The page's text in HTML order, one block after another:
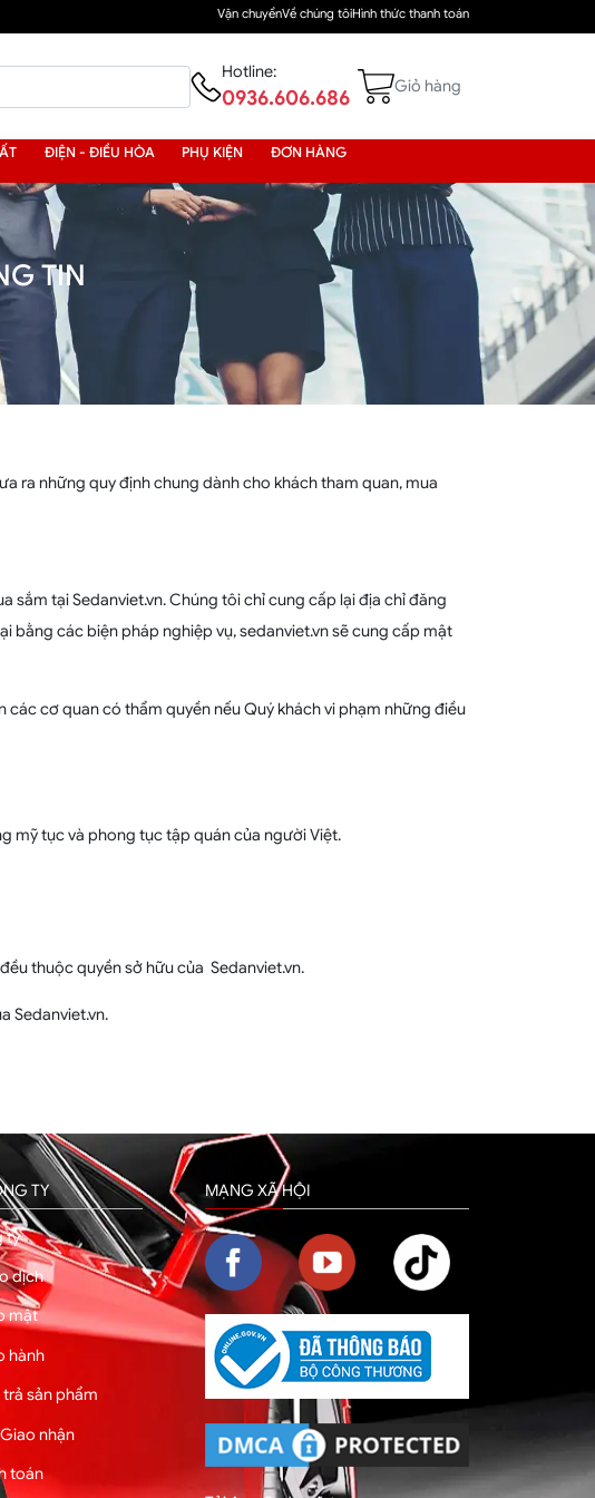
Vận chuyểnVề chúng tôiHình thức thanh toán
Hotline:
0936.606.686 Giỏ hàng
ĐIỆN - ĐIỀU HÒA PHỤ KIỆN ĐƠN HÀNG
TIN
ra những quy định chung dành cho khách tham quan, mua
sắm tại Sedanviet.vn. Chúng tôi chỉ cung cấp lại địa chỉ đăng
bằng các biện pháp nghiệp vụ, sedanviet.vn sẽ cung cấp mật
cơ quan có thẩm quyền nếu Quý khách vi phạm những điều
mỹ tục và phong tục tập quán của người Việt.
thuộc quyền sở hữu của Sedanviet.vn.
Sedanviet.vn.
TY
ty
dịch
mật
hành
sản phẩm
nhận
toán
MẠNG XÃ HỘI